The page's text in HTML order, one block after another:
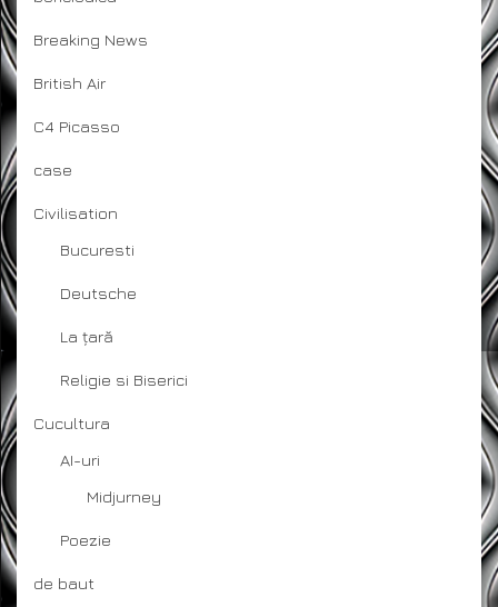
Breaking News
British Air
C4 Picasso
case
Civilisation
Bucuresti
Deutsche
La țară
Religie si Biserici
Cucultura
AI-uri
Midjurney
Poezie
de baut